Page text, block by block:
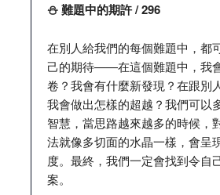
⛄️ 難題中的期許 / 296
在別人給我們的每個難題中，都
己的期待——在這個難題中，我
卷？我會有什麼新發現？在跟別
我會做出怎樣的超越？我們可以
智慧，當思路越來越多的時候，
法就像多切面的水晶一樣，會呈
度。最終，我們一定會找到令自
案。